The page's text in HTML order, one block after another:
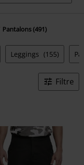
Pantalons (491)
Leggings (155)
Filtre